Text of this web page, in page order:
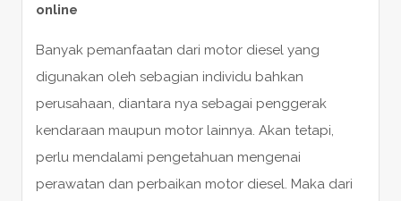
online
Banyak pemanfaatan dari motor diesel yang
digunakan oleh sebagian individu bahkan
perusahaan, diantara nya sebagai penggerak
kendaraan maupun motor lainnya. Akan tetapi,
perlu mendalami pengetahuan mengenai
perawatan dan perbaikan motor diesel. Maka dari